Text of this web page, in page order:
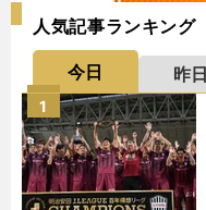
人気記事ランキング
今日 昨日
1